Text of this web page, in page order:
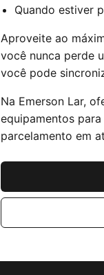
Quando estiver
Aproveite ao
você nunca perde
você pode
Na Emerson Lar,
equipamentos
parcelamento em